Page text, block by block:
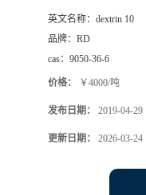
英文名称： dextrin 10
品牌： RD
cas： 9050-36-6
价格： ￥4000/吨
发布日期： 2019-04-29
更新日期： 2026-03-24